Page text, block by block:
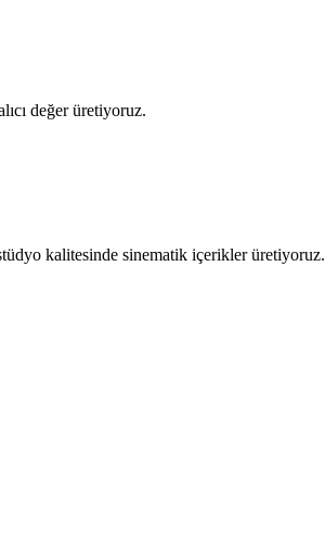
değer üretiyoruz.
kalitesinde sinematik içerikler üretiyoruz.